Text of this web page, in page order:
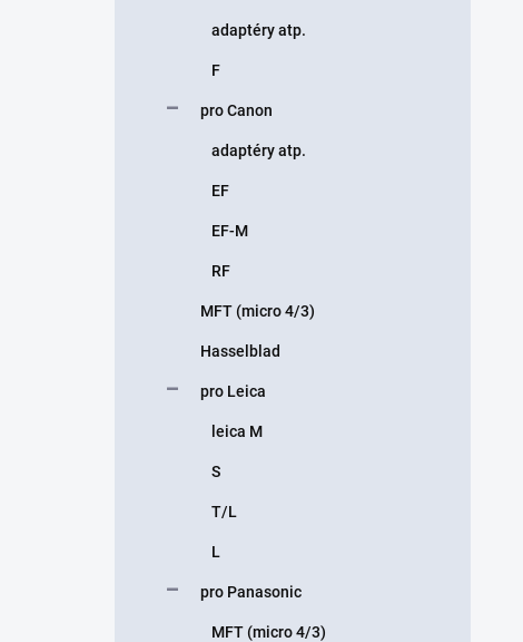
adaptéry atp.
F
pro Canon
adaptéry atp.
EF
EF-M
RF
MFT (micro 4/3)
Hasselblad
pro Leica
leica M
S
T/L
L
pro Panasonic
MFT (micro 4/3)